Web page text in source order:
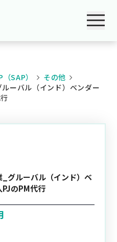
（SAP）
その他
ーバル（インド）ベンダー
グルーバル（インド）ベ
のPM代行